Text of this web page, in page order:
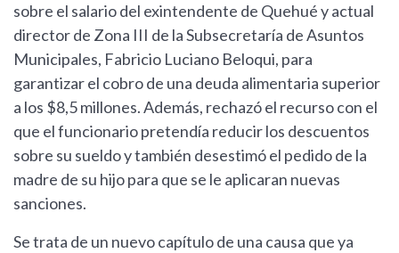
sobre el salario del exintendente de Quehué y actual
director de Zona III de la Subsecretaría de Asuntos
Municipales, Fabricio Luciano Beloqui, para
garantizar el cobro de una deuda alimentaria superior
a los $8,5 millones. Además, rechazó el recurso con el
que el funcionario pretendía reducir los descuentos
sobre su sueldo y también desestimó el pedido de la
madre de su hijo para que se le aplicaran nuevas
sanciones.
Se trata de un nuevo capítulo de una causa que ya